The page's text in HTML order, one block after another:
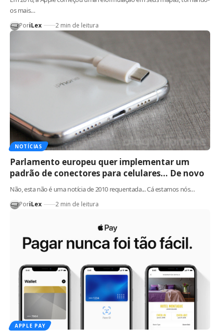
os mais…
PoriLex 2 min de leitura
NOTÍCIAS
Parlamento europeu quer implementar um
padrão de conectores para celulares… De novo
Não, esta não é uma notícia de 2010 requentada... Cá estamos nós…
PoriLex 2 min de leitura
APPLE PAY